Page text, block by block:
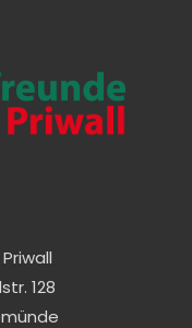
128